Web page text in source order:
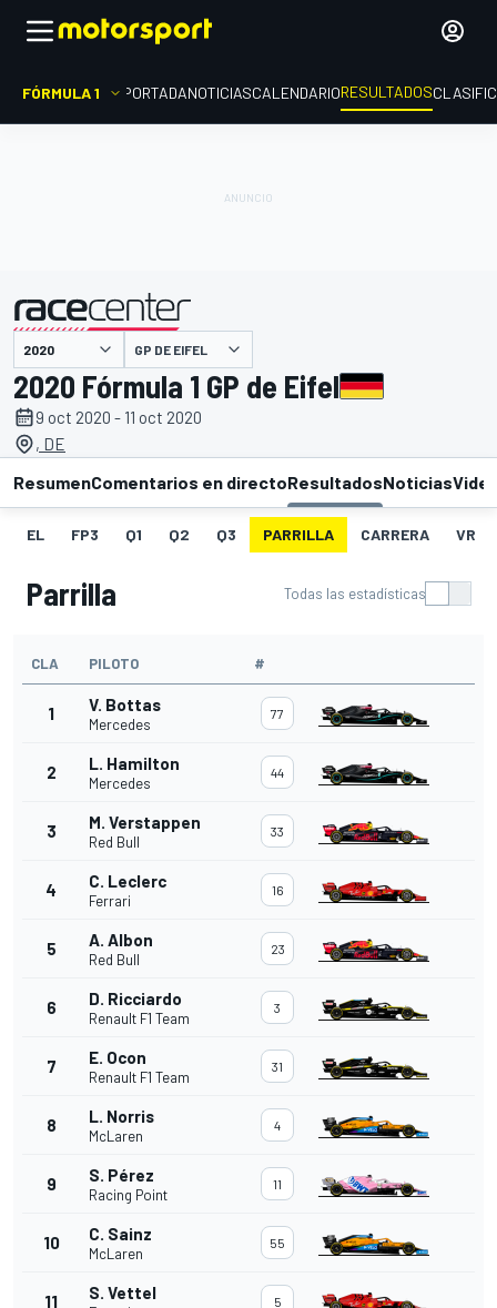
FÓRMULA 1 PORTADANOTICIASCALENDARIORESULTADOS
presentado por GP DE EIFEL
2020 Fórmula 1 GP de Eifel
9 oct 2020 - 11 oct 2020
, DE
ResumenComentarios en directoResultadosNoticias
EL FP3 Q1 Q2 Q3 PARRILLA CARRERA VR
Parrilla Todas las estadísticas
CLA PILOTO #
1 V. Bottas
Mercedes
77
2 L. Hamilton
Mercedes
44
3 M. Verstappen
Red Bull
33
4 C. Leclerc
Ferrari
16
5 A. Albon
Red Bull
23
6 D. Ricciardo
Renault F1 Team
3
7 E. Ocon
Renault F1 Team
31
8 L. Norris
McLaren
4
9 S. Pérez
Racing Point
11
10 C. Sainz
McLaren
55
11 S. Vettel 5